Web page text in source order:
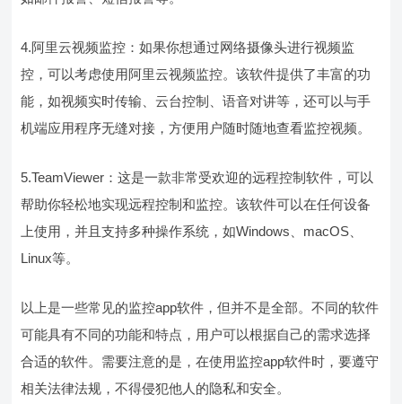
4.阿里云视频监控：如果你想通过网络摄像头进行视频监
控，可以考虑使用阿里云视频监控。该软件提供了丰富的功
能，如视频实时传输、云台控制、语音对讲等，还可以与手
机端应用程序无缝对接，方便用户随时随地查看监控视频。
5.TeamViewer：这是一款非常受欢迎的远程控制软件，可以
帮助你轻松地实现远程控制和监控。该软件可以在任何设备
上使用，并且支持多种操作系统，如Windows、macOS、
Linux等。
以上是一些常见的监控app软件，但并不是全部。不同的软件
可能具有不同的功能和特点，用户可以根据自己的需求选择
合适的软件。需要注意的是，在使用监控app软件时，要遵守
相关法律法规，不得侵犯他人的隐私和安全。